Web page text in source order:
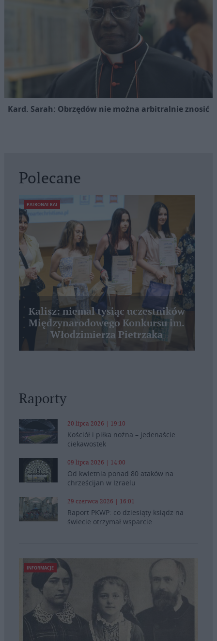
Kard. Sarah: Obrzędów nie można arbitralnie znosić
Polecane
PATRONAT KAI
Kalisz: niemal tysiąc uczestników
Międzynarodowego Konkursu im.
Włodzimierza Pietrzaka
Raporty
20 lipca 2026 | 19:10
Kościół i piłka nożna – jedenaście
ciekawostek
09 lipca 2026 | 14:00
Od kwietnia ponad 80 ataków na
chrześcijan w Izraelu
29 czerwca 2026 | 16:01
Raport PKWP: co dziesiąty ksiądz na
świecie otrzymał wsparcie
INFORMACJE